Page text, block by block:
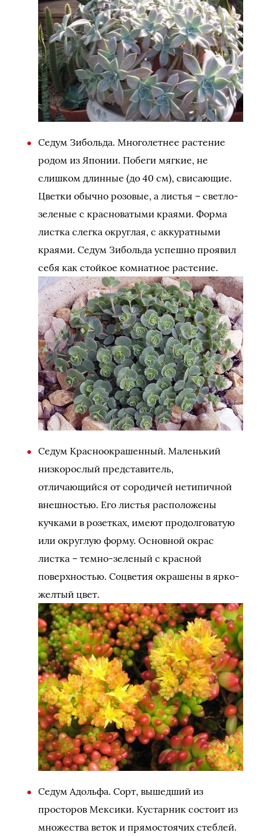
Седум Зибольда. Многолетнее растение
родом из Японии. Побеги мягкие, не
слишком длинные (до 40 см), свисающие.
Цветки обычно розовые, а листья – светло-
зеленые с красноватыми краями. Форма
листка слегка округлая, с аккуратными
краями. Седум Зибольда успешно проявил
себя как стойкое комнатное растение.
Седум Красноокрашенный. Маленький
низкорослый представитель,
отличающийся от сородичей нетипичной
внешностью. Его листья расположены
кучками в розетках, имеют продолговатую
или округлую форму. Основной окрас
листка – темно-зеленый с красной
поверхностью. Соцветия окрашены в ярко-
желтый цвет.
Седум Адольфа. Сорт, вышедший из
просторов Мексики. Кустарник состоит из
множества веток и прямостоячих стеблей.